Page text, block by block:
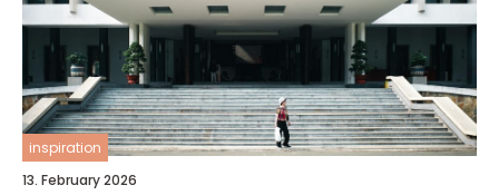
inspiration
13. February 2026